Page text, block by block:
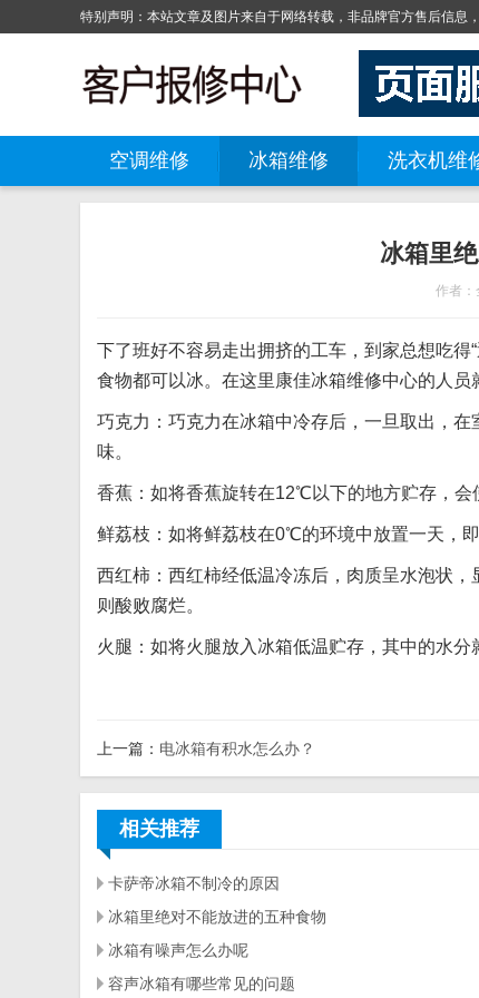
特别声明：本站文章及图片来自于网络转载，非品牌官方售后信息
空调维修 冰箱维修 洗衣机维
冰箱里
作者
下了班好不容易走出拥挤的工车，到家总想吃
食物都可以冰。在这里康佳冰箱维修中心的人
巧克力：巧克力在冰箱中冷存后，一旦取出，
味。
香蕉：如将香蕉旋转在12℃以下的地方贮存，会
鲜荔枝：如将鲜荔枝在0℃的环境中放置一天，
西红柿：西红柿经低温冷冻后，肉质呈水泡状
则酸败腐烂。
火腿：如将火腿放入冰箱低温贮存，其中的水
上一篇： 电冰箱有积水怎么办？
相关推荐
卡萨帝冰箱不制冷的原因
冰箱里绝对不能放进的五种食物
冰箱有噪声怎么办呢
容声冰箱有哪些常见的问题